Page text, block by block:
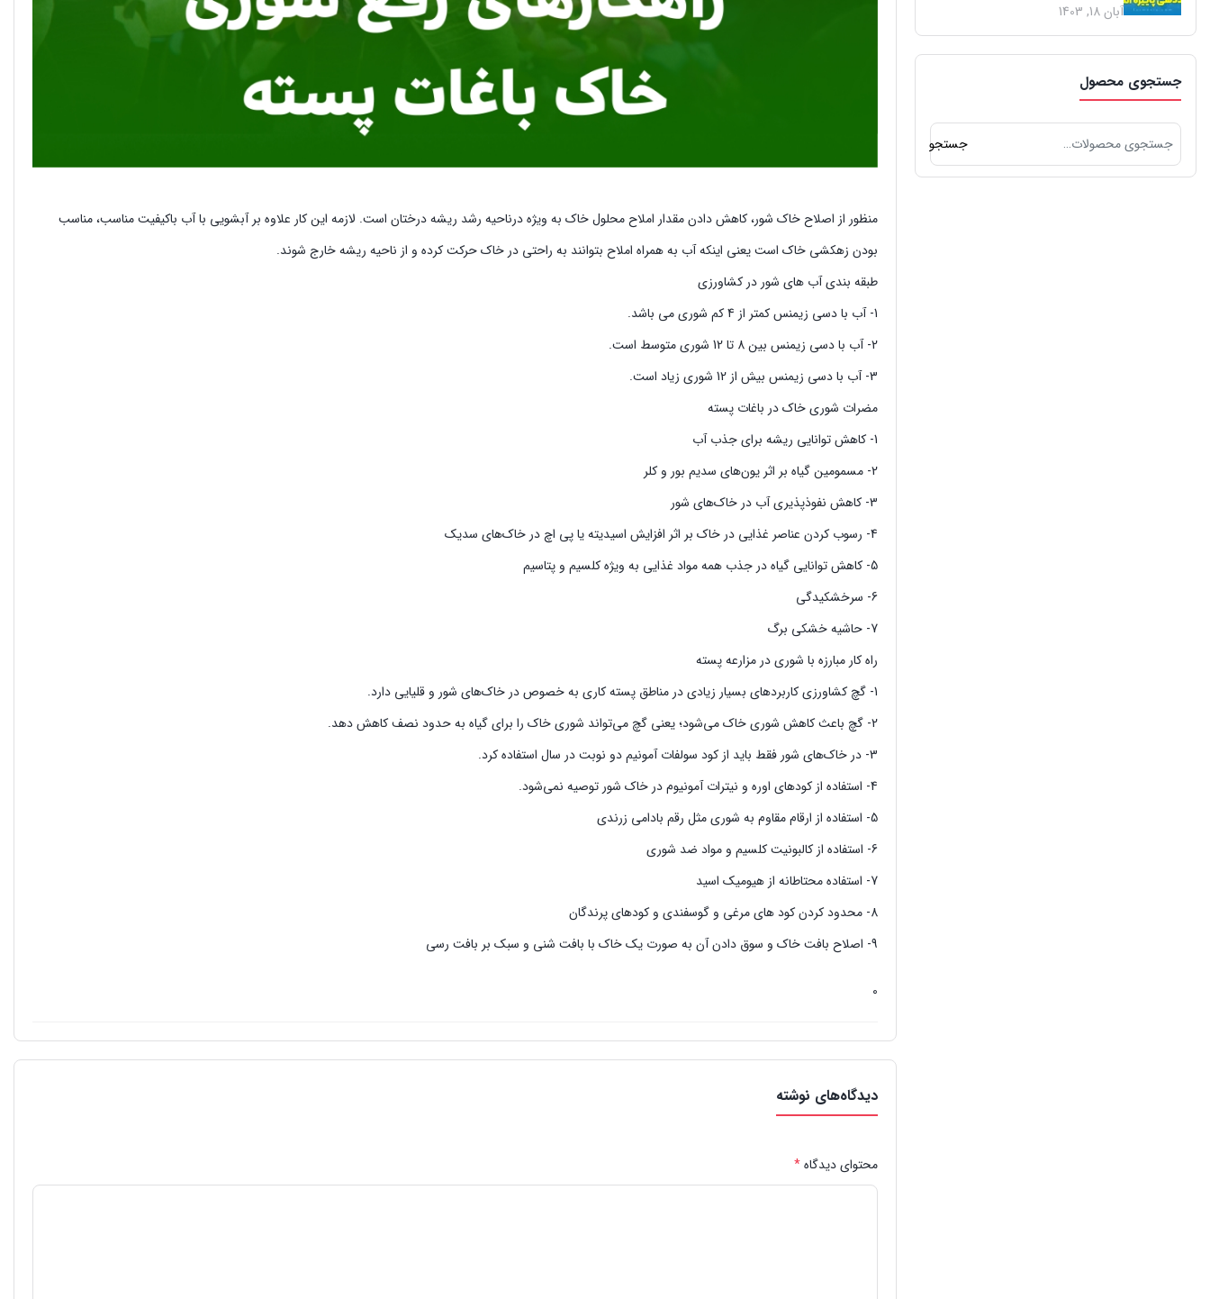
آبان 18, 1403
جستجوی محصول
برای:
جستجو
منظور از اصلاح خاک شور، کاهش دادن مقدار املاح محلول خاک به ویژه درناحیه رشد ریشه درختان است. لازمه این کار علاوه بر آبشویی با آب باکیفیت مناسب، مناسب
بودن زهکشی خاک است یعنی اینکه آب به همراه املاح بتوانند به راحتی در خاک حرکت کرده و از ناحیه ریشه خارج شوند.
طبقه بندی آب های شور در کشاورزی
1- آب با دسی زیمنس کمتر از 4 کم شوری می باشد.
2- آب با دسی زیمنس بین 8 تا 12 شوری متوسط است.
3- آب با دسی زیمنس بیش از 12 شوری زیاد است.
مضرات شوری خاک در باغات پسته
1- کاهش توانایی ریشه برای جذب آب
2- مسمومین گیاه بر اثر یون‌های سدیم بور و کلر
3- کاهش نفوذپذیری آب در خاک‌های شور
4- رسوب کردن عناصر غذایی در خاک بر اثر افزایش اسیدیته یا پی اچ در خاک‌های سدیک
5- کاهش توانایی گیاه در جذب همه مواد غذایی به ویژه کلسیم و پتاسیم
6- سرخشکیدگی
7- حاشیه خشکی برگ
راه کار مبارزه با شوری در مزارعه پسته
1- گچ کشاورزی کاربردهای بسیار زیادی در مناطق پسته کاری به خصوص در خاک‌های شور و قلیایی دارد.
2- گچ باعث کاهش شوری خاک می‌شود؛ یعنی گچ می‌تواند شوری خاک را برای گیاه به حدود نصف کاهش دهد.
3- در خاک‌های شور فقط باید از کود سولفات آمونیم دو نوبت در سال استفاده کرد.
4- استفاده از کودهای اوره و نیترات آمونیوم در خاک شور توصیه نمی‌شود.
5- استفاده از ارقام مقاوم به شوری مثل رقم بادامی زرندی
6- استفاده از کالبونیت کلسیم و مواد ضد شوری
7- استفاده محتاطانه از هیومیک اسید
8- محدود کردن کود های مرغی و گوسفندی و کودهای پرندگان
9- اصلاح بافت خاک و سوق دادن آن به صورت یک خاک با بافت شنی و سبک بر بافت رسی
0
دیدگاه‌های نوشته
محتوای دیدگاه*